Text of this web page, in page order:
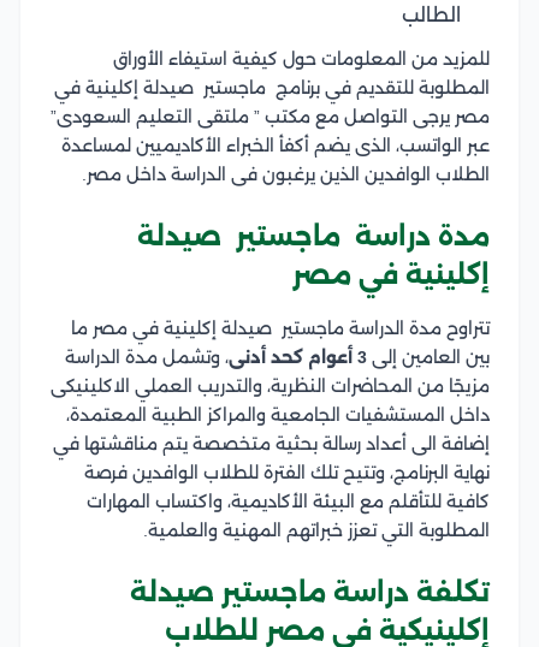
الطالب
للمزيد من المعلومات حول كيفية استيفاء الأوراق
المطلوبة للتقديم في برنامج ماجستير صيدلة إكلينية في
مصر يرجى التواصل مع مكتب ” ملتقى التعليم السعودى”
عبر الواتسب، الذى يضم أكفأ الخبراء الأكاديميين لمساعدة
الطلاب الوافدين الذين يرغبون فى الدراسة داخل مصر.
مدة دراسة ماجستير صيدلة
إكلينية في مصر
تتراوح مدة الدراسة ماجستير صيدلة إكلينية في مصر ما
بين العامين إلى
، وتشمل مدة الدراسة
مزيجًا من المحاضرات النظرية، والتدريب العملي الاكلينيكى
داخل المستشفيات الجامعية والمراكز الطبية المعتمدة،
إضافة الى أعداد رسالة بحثية متخصصة يتم مناقشتها في
نهاية البرنامج، وتتيح تلك الفترة للطلاب الوافدين فرصة
كافية للتأقلم مع البيئة الأكاديمية، واكتساب المهارات
المطلوبة التي تعزز خبراتهم المهنية والعلمية.
تكلفة دراسة ماجستير صيدلة
إكلينيكية في مصر للطلاب